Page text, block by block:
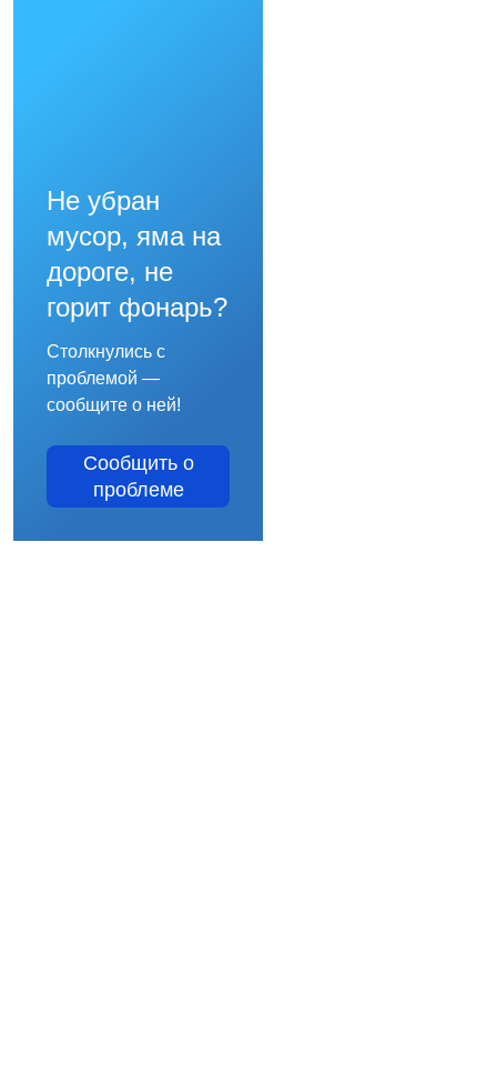
Не убран
мусор, яма на
дороге, не
горит фонарь?
Столкнулись с
проблемой —
сообщите о ней!
Сообщить о
проблеме